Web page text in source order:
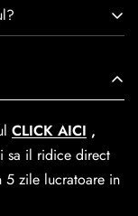
Caspian
care aduc la
mai mica de
390 lei.
CLICK AICI ,
sa il ridice direct
5 zile lucratoare in